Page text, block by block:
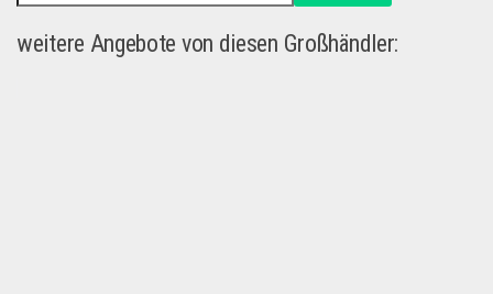
weitere Angebote von diesen Großhändler: